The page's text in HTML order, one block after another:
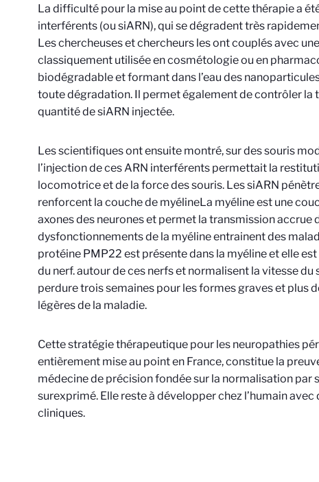
La difficulté pour la mise au point de cette thérapie a
interférents (ou siARN), qui se dégradent très
Les chercheuses et chercheurs les ont couplés avec
classiquement utilisée en cosmétologie ou en
biodégradable et formant dans l’eau des
toute dégradation. Il permet également de contrôler la
quantité de siARN injectée.
Les scientifiques ont ensuite montré, sur des souris
l’injection de ces ARN interférents permettait la
locomotrice et de la force des souris. Les siARN
renforcent la couche de myélineLa myéline est une
axones des neurones et permet la transmission accrue
dysfonctionnements de la myéline entrainent des
protéine PMP22 est présente dans la myéline et elle
du nerf.autour de ces nerfs et normalisent la vitesse du
perdure trois semaines pour les formes graves et plus
légères de la maladie.
Cette stratégie thérapeutique pour les neuropathies
entièrement mise au point en France, constitue la
médecine de précision fondée sur la normalisation par
surexprimé. Elle reste à développer chez l’humain
cliniques.